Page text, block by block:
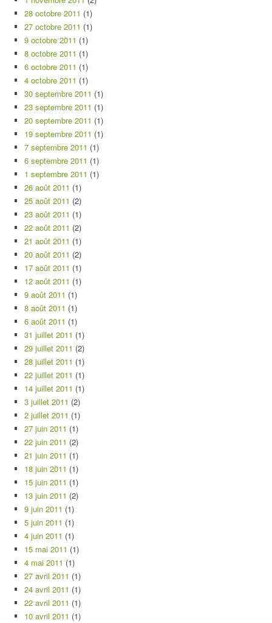
28 octobre 2011 (1)
27 octobre 2011 (1)
9 octobre 2011 (1)
8 octobre 2011 (1)
6 octobre 2011 (1)
4 octobre 2011 (1)
30 septembre 2011 (1)
23 septembre 2011 (1)
20 septembre 2011 (1)
19 septembre 2011 (1)
7 septembre 2011 (1)
6 septembre 2011 (1)
1 septembre 2011 (1)
26 août 2011 (1)
25 août 2011 (2)
23 août 2011 (1)
22 août 2011 (2)
21 août 2011 (1)
20 août 2011 (2)
17 août 2011 (1)
12 août 2011 (1)
9 août 2011 (1)
8 août 2011 (1)
6 août 2011 (1)
31 juillet 2011 (1)
29 juillet 2011 (2)
28 juillet 2011 (1)
22 juillet 2011 (1)
14 juillet 2011 (1)
3 juillet 2011 (2)
2 juillet 2011 (1)
27 juin 2011 (1)
22 juin 2011 (2)
21 juin 2011 (1)
18 juin 2011 (1)
15 juin 2011 (1)
13 juin 2011 (2)
9 juin 2011 (1)
5 juin 2011 (1)
4 juin 2011 (1)
15 mai 2011 (1)
4 mai 2011 (1)
27 avril 2011 (1)
24 avril 2011 (1)
22 avril 2011 (1)
10 avril 2011 (1)